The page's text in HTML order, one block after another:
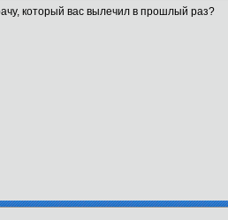
который вас вылечил в прошлый раз?